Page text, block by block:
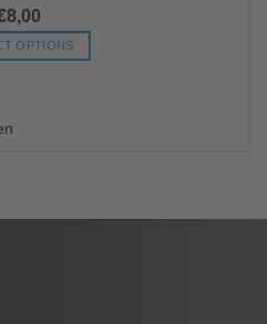
8,00
OPTIONS